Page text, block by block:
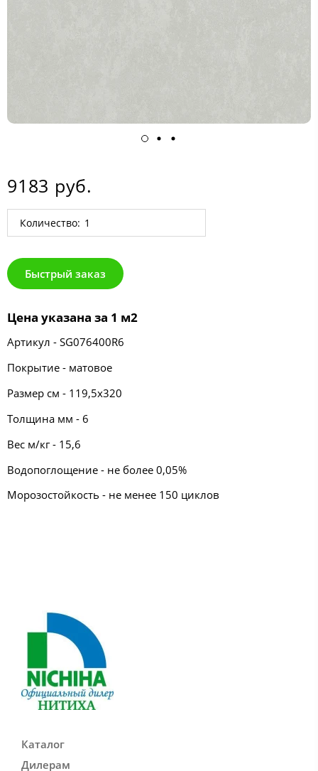
9183 руб.
Количество:
Быстрый заказ
Цена указана за 1 м2
Артикул - SG076400R6
Покрытие - матовое
Размер см - 119,5х320
Толщина мм - 6
Вес м/кг - 15,6
Водопоглощение - не более 0,05%
Морозостойкость - не менее 150 циклов
Каталог
Дилерам